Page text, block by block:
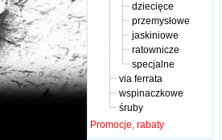
dziecięce
przemysłowe
jaskiniowe
ratownicze
specjalne
via ferrata
wspinaczkowe
śruby
Promocje, rabaty